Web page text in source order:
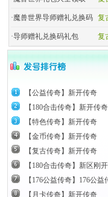
复
·魔兽世界导师赠礼兑换码
复
·导师赠礼兑换码礼包
【公益传奇】新开传奇
【180合击传奇】新开传奇
【特色传奇】新开传奇
【金币传奇】新开传奇
【复古传奇】新开传奇
【180合击传奇】新区刚
【176公益传奇】176公益
【月卡传奇】新开传奇